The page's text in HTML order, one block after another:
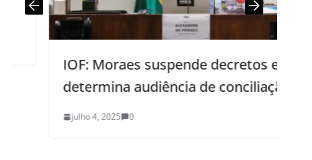
IOF: Moraes suspende decretos e
determina audiência de conciliação
julho 4, 2025 0